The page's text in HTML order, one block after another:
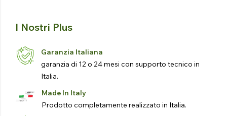
I Nostri Plus
Garanzia Italiana
garanzia di 12 o 24 mesi con supporto tecnico in
Italia.
Made In Italy
Prodotto completamente realizzato in Italia.